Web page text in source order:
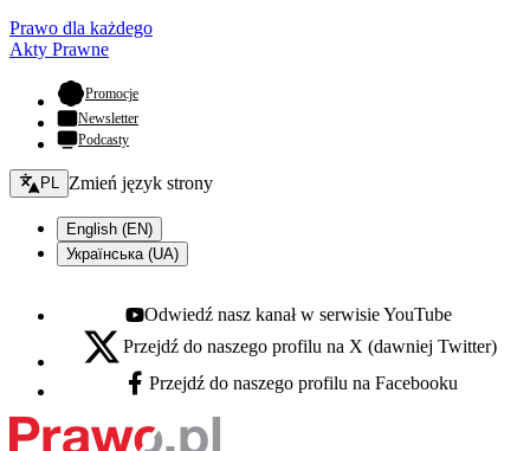
Prawo dla każdego
Akty Prawne
Promocje- otwiera się w nowej karcie
Newsletter
Podcasty
Zmień język - bieżący:
PL Zmień język strony
English (EN)
Українська (UA)
Youtube - otwiera się w nowej karcie
Odwiedź nasz kanał w serwisie YouTube
X - otwiera się w nowej karcie
Przejdź do naszego profilu na X (dawniej Twitter)
Facebook - otwiera się w nowej karcie
Przejdź do naszego profilu na Facebooku